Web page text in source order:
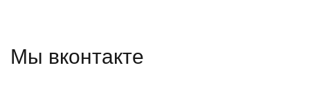
Мы вконтакте